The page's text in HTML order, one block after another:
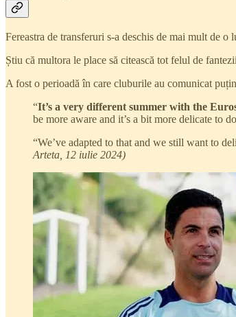
Fereastra de transferuri s-a deschis de mai mult de
Știu că multora le place să citească tot felul de
A fost o perioadă în care cluburile au comunicat
“It’s a very different summer with the
be more aware and it’s a bit more delicate to
“We’ve adapted to that and we still want to
Arteta, 12 iulie 2024)